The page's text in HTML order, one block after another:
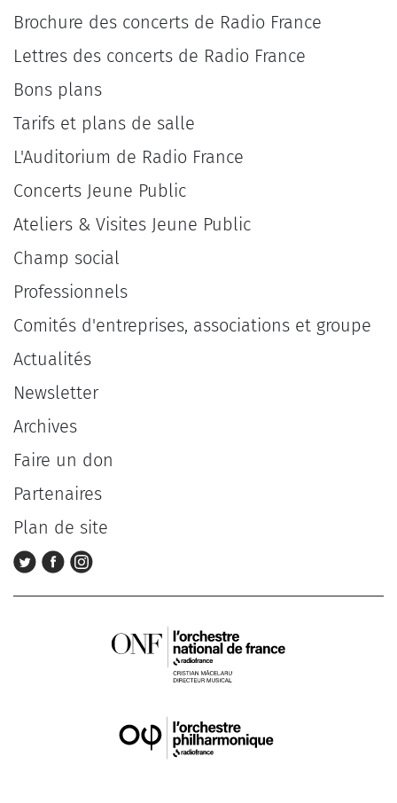
Brochure des concerts de Radio France
Lettres des concerts de Radio France
Bons plans
Tarifs et plans de salle
L'Auditorium de Radio France
Concerts Jeune Public
Ateliers & Visites Jeune Public
Champ social
Professionnels
Comités d'entreprises, associations et groupe
Actualités
Newsletter
Archives
Faire un don
Partenaires
Plan de site